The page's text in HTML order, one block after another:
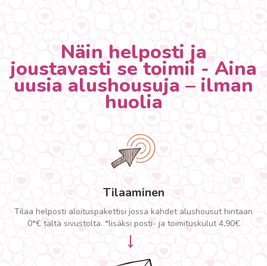
Näin helposti ja
joustavasti se toimii - Aina
uusia alushousuja – ilman
huolia
Tilaaminen
Tilaa helposti aloituspakettisi jossa kahdet alushousut hintaan
0*€ tältä sivustolta. *lisäksi posti- ja toimituskulut 4,90€
→